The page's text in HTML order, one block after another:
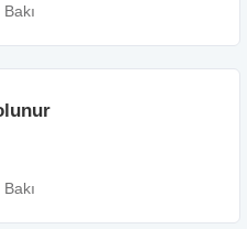
Bakı
Bakı